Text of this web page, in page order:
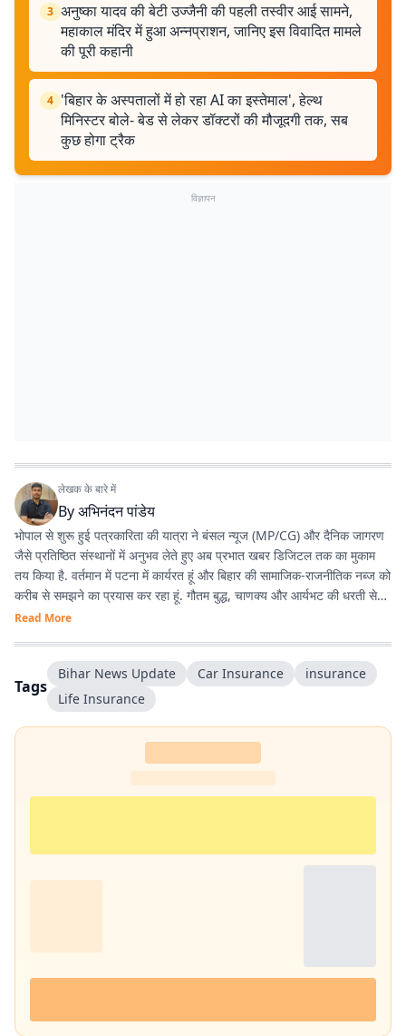
3 अनुष्का यादव की बेटी उज्जैनी की पहली तस्वीर आई सामने,
महाकाल मंदिर में हुआ अन्नप्राशन, जानिए इस विवादित मामले
की पूरी कहानी
4 'बिहार के अस्पतालों में हो रहा AI का इस्तेमाल', हेल्थ
मिनिस्टर बोले- बेड से लेकर डॉक्टरों की मौजूदगी तक, सब
कुछ होगा ट्रैक
विज्ञापन
लेखक के बारे में
Byअभिनंदन पांडेय
भोपाल से शुरू हुई पत्रकारिता की यात्रा ने बंसल न्यूज (MP/CG) और दैनिक जागरण
जैसे प्रतिष्ठित संस्थानों में अनुभव लेते हुए अब प्रभात खबर डिजिटल तक का मुकाम
तय किया है. वर्तमान में पटना में कार्यरत हूं और बिहार की सामाजिक-राजनीतिक नब्ज को
करीब से समझने का प्रयास कर रहा हूं. गौतम बुद्ध, चाणक्य और आर्यभट की धरती से
होने का गर्व है. देश-विदेश की घटनाओं, बिहार की राजनीति, और किस्से-कहानियों में
Read More
Tags
Bihar News Update Car Insurance
insurance
Life Insurance